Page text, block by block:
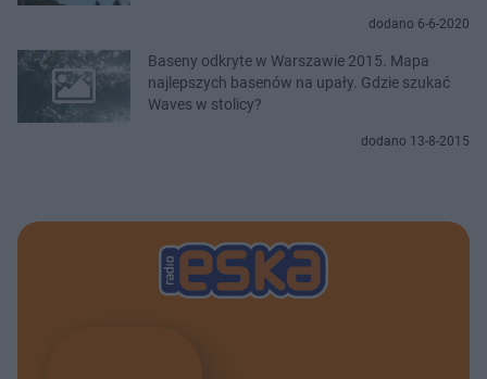
dodano 6-6-2020
Baseny odkryte w Warszawie 2015. Mapa
najlepszych basenów na upały. Gdzie szukać
Waves w stolicy?
dodano 13-8-2015